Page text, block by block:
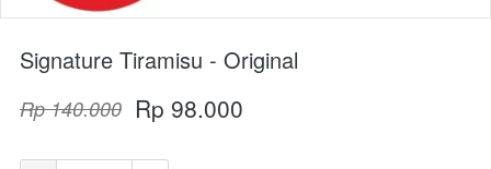
Signature Tiramisu - Original
Rp 140.000 Rp 98.000